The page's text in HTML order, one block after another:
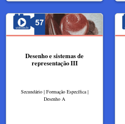
Desenho e sistemas de
representação III
Secundário | Formação Específica |
Desenho A